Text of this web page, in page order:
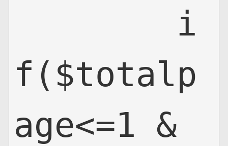
i
f($totalp
age<=1 &